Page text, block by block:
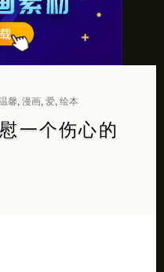
馨 漫画, 爱, 绘本
一个伤心的